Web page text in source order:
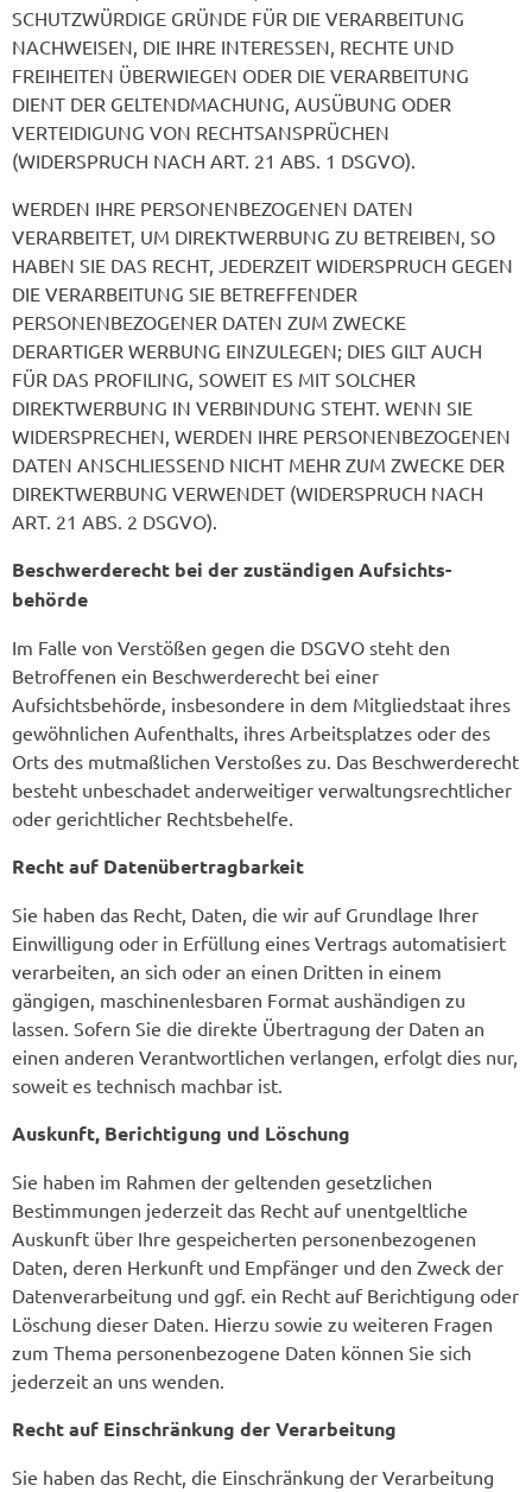
SCHUTZWÜRDIGE GRÜNDE FÜR DIE VERARBEITUNG
NACHWEISEN, DIE IHRE INTERESSEN, RECHTE UND
FREIHEITEN ÜBERWIEGEN ODER DIE VERARBEITUNG
DIENT DER GELTENDMACHUNG, AUSÜBUNG ODER
VERTEIDIGUNG VON RECHTSANSPRÜCHEN
(WIDERSPRUCH NACH ART. 21 ABS. 1 DSGVO).
WERDEN IHRE PERSONENBEZOGENEN DATEN
VERARBEITET, UM DIREKTWERBUNG ZU BETREIBEN, SO
HABEN SIE DAS RECHT, JEDERZEIT WIDERSPRUCH GEGEN
DIE VERARBEITUNG SIE BETREFFENDER
PERSONENBEZOGENER DATEN ZUM ZWECKE
DERARTIGER WERBUNG EINZULEGEN; DIES GILT AUCH
FÜR DAS PROFILING, SOWEIT ES MIT SOLCHER
DIREKTWERBUNG IN VERBINDUNG STEHT. WENN SIE
WIDERSPRECHEN, WERDEN IHRE PERSONENBEZOGENEN
DATEN ANSCHLIESSEND NICHT MEHR ZUM ZWECKE DER
DIREKTWERBUNG VERWENDET (WIDERSPRUCH NACH
ART. 21 ABS. 2 DSGVO).
Beschwerde­recht bei der zuständigen Aufsichts­
behörde
Im Falle von Verstößen gegen die DSGVO steht den
Betroffenen ein Beschwerderecht bei einer
Aufsichtsbehörde, insbesondere in dem Mitgliedstaat ihres
gewöhnlichen Aufenthalts, ihres Arbeitsplatzes oder des
Orts des mutmaßlichen Verstoßes zu. Das Beschwerderecht
besteht unbeschadet anderweitiger verwaltungsrechtlicher
oder gerichtlicher Rechtsbehelfe.
Recht auf Daten­übertrag­barkeit
Sie haben das Recht, Daten, die wir auf Grundlage Ihrer
Einwilligung oder in Erfüllung eines Vertrags automatisiert
verarbeiten, an sich oder an einen Dritten in einem
gängigen, maschinenlesbaren Format aushändigen zu
lassen. Sofern Sie die direkte Übertragung der Daten an
einen anderen Verantwortlichen verlangen, erfolgt dies nur,
soweit es technisch machbar ist.
Auskunft, Berichtigung und Löschung
Sie haben im Rahmen der geltenden gesetzlichen
Bestimmungen jederzeit das Recht auf unentgeltliche
Auskunft über Ihre gespeicherten personenbezogenen
Daten, deren Herkunft und Empfänger und den Zweck der
Datenverarbeitung und ggf. ein Recht auf Berichtigung oder
Löschung dieser Daten. Hierzu sowie zu weiteren Fragen
zum Thema personenbezogene Daten können Sie sich
jederzeit an uns wenden.
Recht auf Einschränkung der Verarbeitung
Sie haben das Recht, die Einschränkung der Verarbeitung